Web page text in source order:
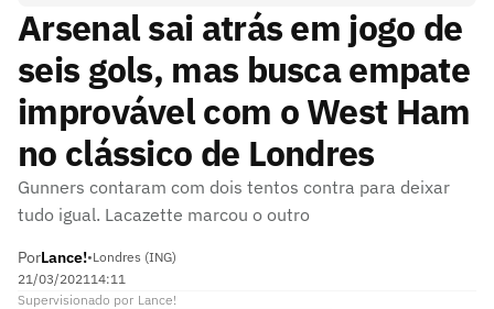
Arsenal sai atrás em jogo de
seis gols, mas busca empate
improvável com o West Ham
no clássico de Londres
Gunners contaram com dois tentos contra para deixar
tudo igual. Lacazette marcou o outro
PorLance!•Londres (ING)
21/03/202114:11
Supervisionado por Lance!